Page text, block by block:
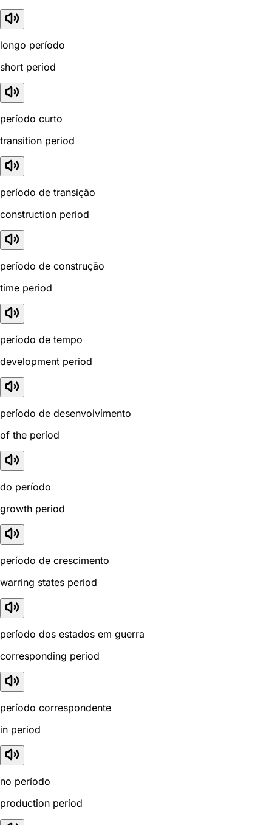
longo período
short period
período curto
transition period
período de transição
construction period
período de construção
time period
período de tempo
development period
período de desenvolvimento
of the period
do período
growth period
período de crescimento
warring states period
período dos estados em guerra
corresponding period
período correspondente
in period
no período
production period